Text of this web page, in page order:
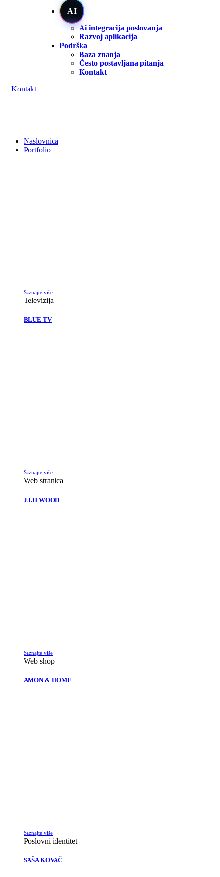
AI
Ai integracija poslovanja
Razvoj aplikacija
Podrška
Baza znanja
Često postavljana pitanja
Kontakt
Kontakt
Naslovnica
Portfolio
Saznajte više
Televizija
BLUE TV
Saznajte više
Web stranica
J.I.H WOOD
Saznajte više
Web shop
AMON & HOME
Saznajte više
Poslovni identitet
SAŠA KOVAČ